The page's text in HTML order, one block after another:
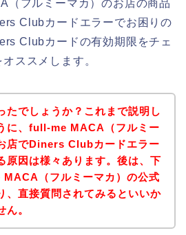
（フルミーマカ）のお店の商品
Clubカードエラーでお困りの
Clubカードの有効期限をチェ
ススメします。
たでしょうか？これまで説明し
に、full-me MACA（フルミー
店でDiners Clubカードエラー
原因は様々あります。後は、下
（フルミーマカ）の公式
、直接質問されてみるといいか
ん。